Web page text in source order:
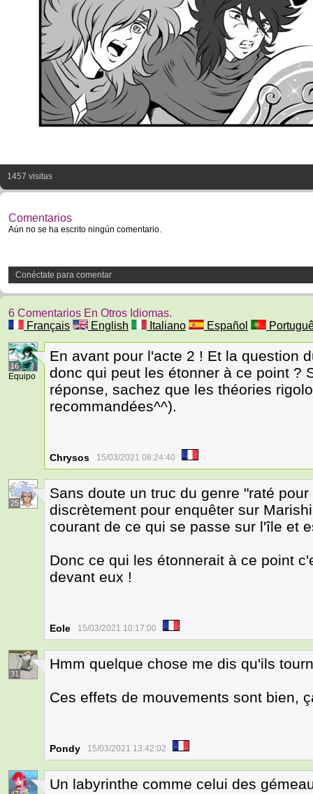
1457 visitas
Comentarios
Aún no se ha escrito ningún comentario.
Conéctate para comentar
6 Comentarios En Otros Idiomas.
Français
English Italiano Español
16
Equipo
En avant pour l'acte 2 ! Et la question
donc qui peut les étonner à ce point ?
réponse, sachez que les théories
recommandées^^).
Chrysos 15/03/2021 08:24:40
25
Sans doute un truc du genre "raté
discrètement pour enquêter sur
courant de ce qui se passe sur l'île et
Donc ce qui les étonnerait à ce point
devant eux !
Eole 15/03/2021 10:17:00
31
Hmm quelque chose me dis qu'ils
Ces effets de mouvements sont bien,
Pondy 15/03/2021 13:42:02
Un labyrinthe comme celui des